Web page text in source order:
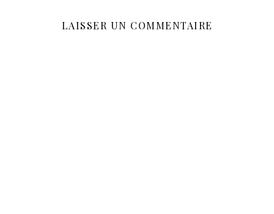
LAISSER UN COMMENTAIRE